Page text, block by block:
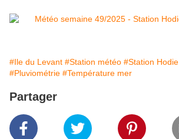
#Ile du Levant #Station météo #Station Hodie
#Pluviométrie #Température mer
Partager